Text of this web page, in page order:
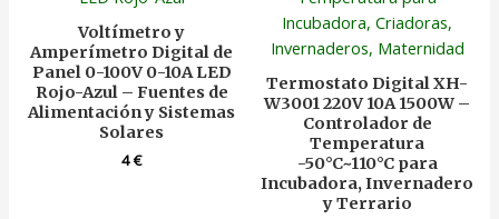
Voltímetro y
Amperímetro Digital de
Panel 0-100V 0-10A LED
Rojo-Azul – Fuentes de
Alimentación y Sistemas
Solares
4€
Termostato Digital XH-
W3001 220V 10A 1500W –
Controlador de
Temperatura
-50°C~110°C para
Incubadora, Invernadero
y Terrario